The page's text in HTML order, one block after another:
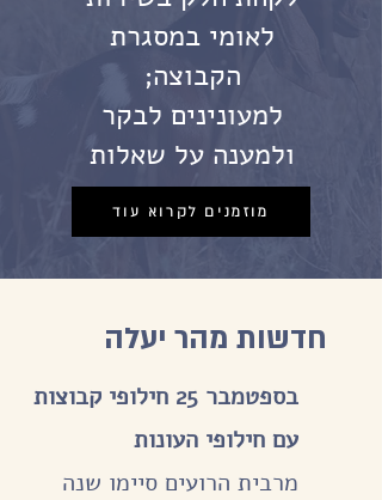
לאומי במסגרת
הקבוצה;
למעונינים לבקר
ולמענה על שאלות
מוזמנים לקרוא עוד
חדשות מהר יעלה
בספטמבר 25 חילופי קבוצות
עם חילופי העונות
מרבית הרועים סיימו שנה